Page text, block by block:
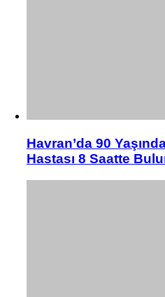
Havran’da 90
Hastası 8 Saatte